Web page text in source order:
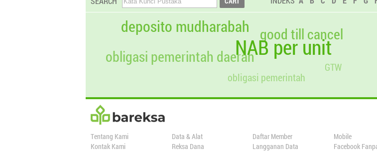
NAB per unit
deposito mudharabah
obligasi pemerintah
obligasi pemerintah daerah
good till cancel
GTW
Tentang Kami
Kontak Kami
Data & Alat
Reksa Dana
Daftar Member
Langganan Data
Mobile
Facebook